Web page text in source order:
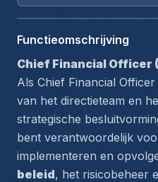
Functieomschrijving
Chief Financial Officer
Als Chief Financial
van het directieteam en
strategische
bent verantwoordelijk
implementeren en
beleid, het risicobeheer